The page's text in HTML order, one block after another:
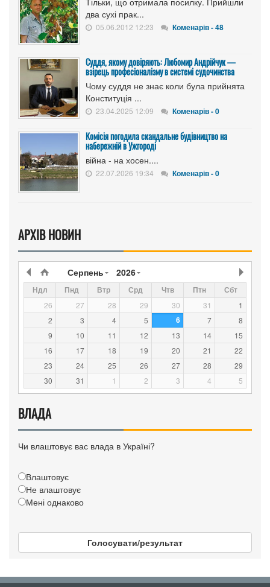
два сухі прак...
05.06.2012 12:23 Коменарів - 48
Суддя, якому довіряють: Любомир Андрійчук —
взірець професіоналізму в системі судочинства
Чому суддя не знає коли була прийнята
Конституція ...
23.04.2025 12:09 Коменарів - 0
Комісія погодила скандальне будівництво на
набережній в Ужгороді
війна - на хосен....
22.07.2026 19:34 Коменарів - 0
АРХІВ НОВИН
Серпень 2026
Ндл Пнд Втр Срд Чтв Птн Сбт
26 27 28 29 30 31
1
2
3 4 5 6 7
8
9
10 11 12 13 14
15
16
17 18 19 20 21
22
23
24 25 26 27 28
29
30
31 1 2 3 4 5
ВЛАДА
Чи влаштовує вас влада в Україні?
Влаштовує
Не влаштовує
Мені однаково
Голосувати/результат